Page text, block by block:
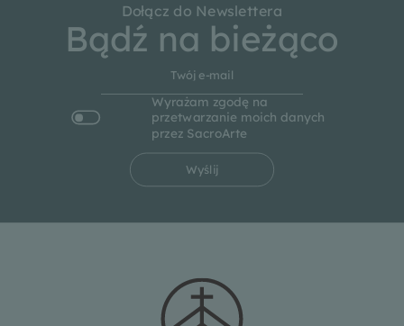
Dołącz do Newslettera
Bądź na bieżąco
Wyrażam zgodę na
przetwarzanie moich danych
przez SacroArte
Wyślij